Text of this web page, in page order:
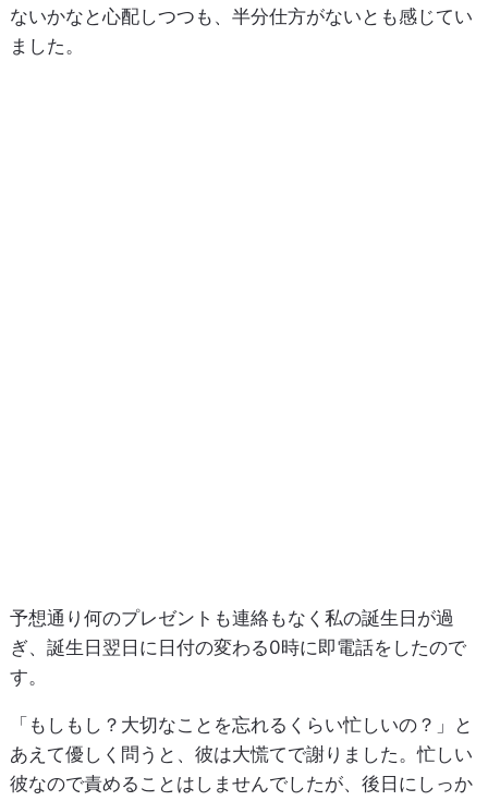
ないかなと心配しつつも、半分仕方がないとも感じてい
ました。
予想通り何のプレゼントも連絡もなく私の誕生日が過
ぎ、誕生日翌日に日付の変わる0時に即電話をしたので
す。
「もしもし？大切なことを忘れるくらい忙しいの？」と
あえて優しく問うと、彼は大慌てで謝りました。忙しい
彼なので責めることはしませんでしたが、後日にしっか